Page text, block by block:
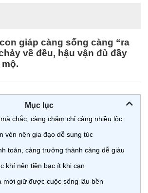
giáp càng sống càng “ra
về đều, hậu vận đủ đầy
Mục lục
chắc, càng chăm chỉ càng nhiều lộc
vén nên gia đạo dễ sung túc
toán, càng trưởng thành càng dễ giàu
khí nên tiền bạc ít khi cạn
mới giữ được cuộc sống lâu bền